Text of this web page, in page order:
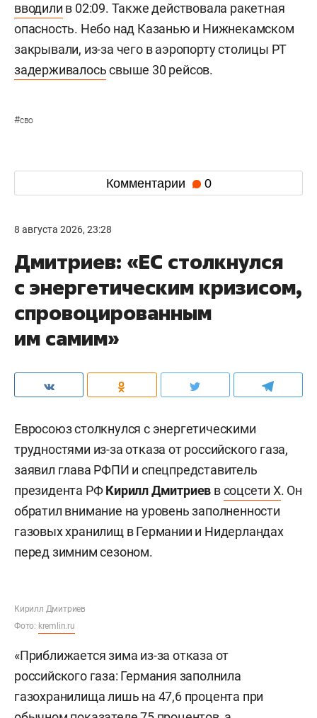
вводили в 02:09. Также действовала ракетная
опасность. Небо над Казанью и Нижнекамском
закрывали, из-за чего в аэропорту столицы РТ
задерживалосьсвыше 30 рейсов.
#сво
Комментарии 0
8 августа 2026, 23:28
Дмитриев: «ЕС столкнулся
с энергетическим кризисом,
спровоцированным
им самим»
Евросоюз столкнулся с энергетическими
трудностями из-за отказа от российского газа,
заявил глава РФПИ и спецпредставитель
президента РФКирилл Дмитриев всоцсети X. Он
обратил внимание на уровень заполненности
газовых хранилищ в Германии и Нидерландах
перед зимним сезоном.
Кирилл Дмитриев
Фото: kremlin.ru
«Приближается зима из-за отказа от
российского газа: Германия заполнила
газохранилища лишь на 47,6 процента при